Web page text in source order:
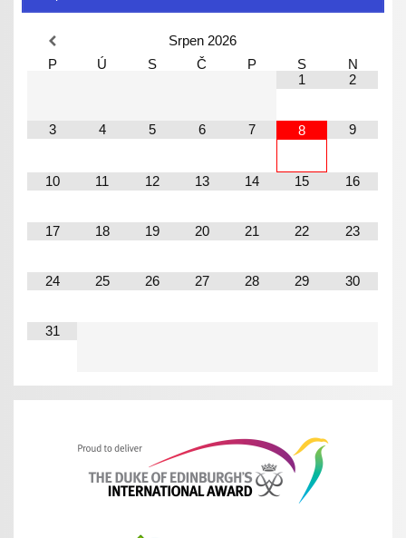
Srpen 2026
P
Ú S Č P S
N
1
2
3 4 5 6 7 8 9
10 11 12 13 14 15 16
17 18 19 20 21 22 23
24 25 26 27 28 29 30
31